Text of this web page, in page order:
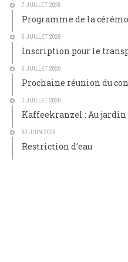
7 JUILLET 2026
Programme de la
6 JUILLET 2026
Inscription pour le
6 JUILLET 2026
Prochaine réunion du
1 JUILLET 2026
Kaffeekranzel : Au
30 JUIN 2026
Restriction d’eau